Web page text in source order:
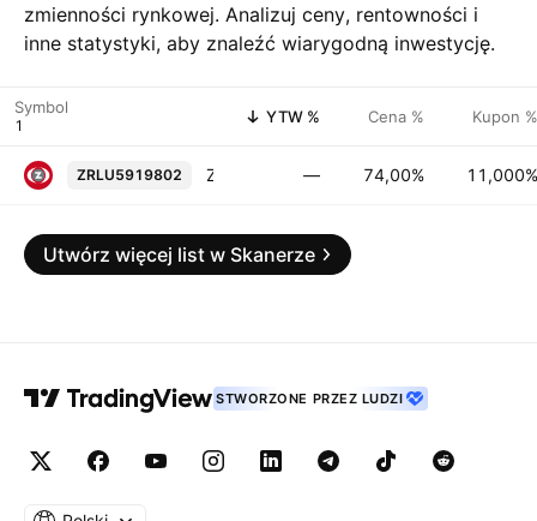
zmienności rynkowej. Analizuj ceny, rentowności i
inne statystyki, aby znaleźć wiarygodną inwestycję.
Symbol YTW % Cena % Kupon %
ZRLU5919802 — 74,00% 11,000%
Utwórz więcej list w Skanerze
STWORZONE PRZEZ LUDZI